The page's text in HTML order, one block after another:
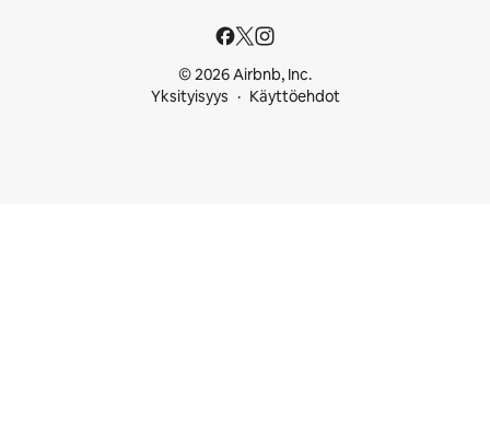
© 2026 Airbnb, Inc.
Yksityisyys
Käyttöehdot